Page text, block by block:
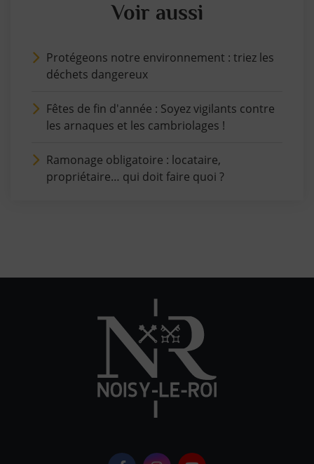
Voir aussi
Protégeons notre environnement : triez les
déchets dangereux
Fêtes de fin d'année : Soyez vigilants contre
les arnaques et les cambriolages !
Ramonage obligatoire : locataire,
propriétaire… qui doit faire quoi ?